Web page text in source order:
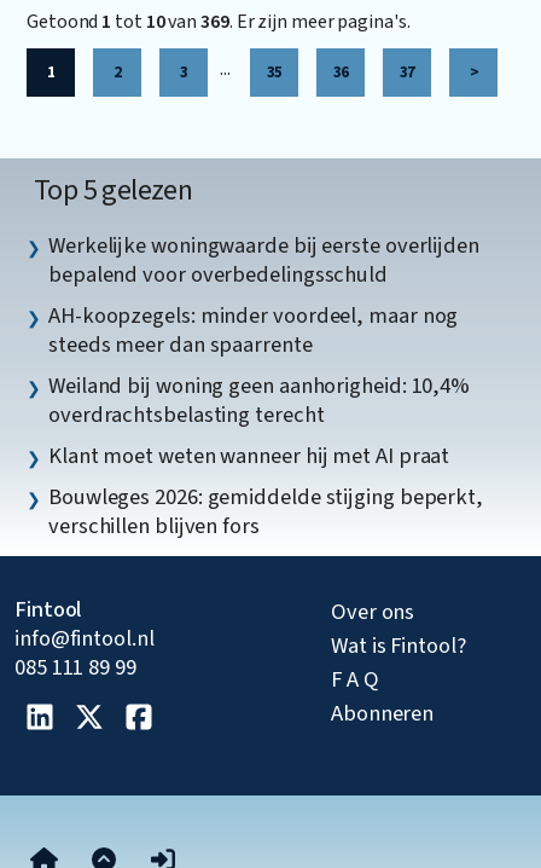
Getoond 1 tot10van369. Er zijn meer pagina's.
1 2 3 ... 35 36 37 >
Top 5 gelezen
Werkelijke woningwaarde bij eerste overlijden
bepalend voor overbedelingsschuld
AH-koopzegels: minder voordeel, maar nog
steeds meer dan spaarrente
Weiland bij woning geen aanhorigheid: 10,4%
overdrachtsbelasting terecht
Klant moet weten wanneer hij met AI praat
Bouwleges 2026: gemiddelde stijging beperkt,
verschillen blijven fors
Fintool
info@fintool.nl
085 111 89 99
Over ons
Wat is Fintool?
F A Q
Abonneren